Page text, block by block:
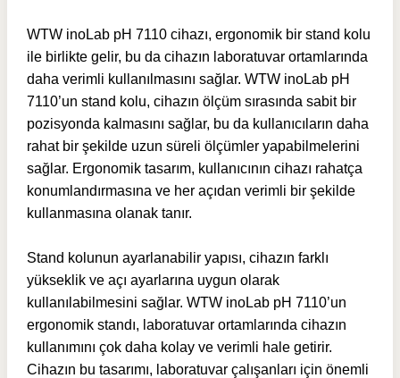
WTW inoLab pH 7110 cihazı, ergonomik bir stand kolu
ile birlikte gelir, bu da cihazın laboratuvar ortamlarında
daha verimli kullanılmasını sağlar. WTW inoLab pH
7110’un stand kolu, cihazın ölçüm sırasında sabit bir
pozisyonda kalmasını sağlar, bu da kullanıcıların daha
rahat bir şekilde uzun süreli ölçümler yapabilmelerini
sağlar. Ergonomik tasarım, kullanıcının cihazı rahatça
konumlandırmasına ve her açıdan verimli bir şekilde
kullanmasına olanak tanır.
Stand kolunun ayarlanabilir yapısı, cihazın farklı
yükseklik ve açı ayarlarına uygun olarak
kullanılabilmesini sağlar. WTW inoLab pH 7110’un
ergonomik standı, laboratuvar ortamlarında cihazın
kullanımını çok daha kolay ve verimli hale getirir.
Cihazın bu tasarımı, laboratuvar çalışanları için önemli